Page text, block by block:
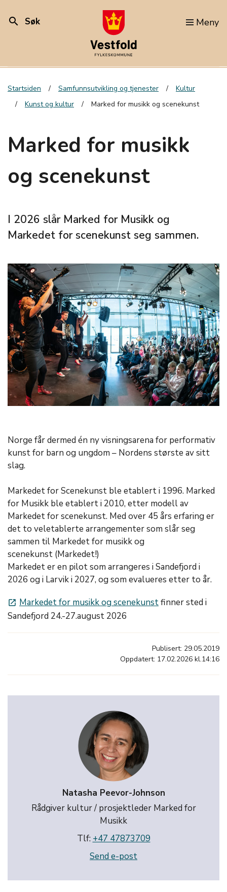
search Søk Meny
Startsiden Samfunnsutvikling og tjenester
Kultur
Kunst og kultur
Marked for musikk og scenekunst
Marked for musikk
og scenekunst
I 2026 slår Marked for Musikk og
Markedet for scenekunst seg sammen.
Norge får dermed én ny visningsarena for performativ
kunst for barn og ungdom – Nordens største av sitt
slag.
Markedet for Scenekunst ble etablert i 1996. Marked
for Musikk ble etablert i 2010, etter modell av
Markedet for scenekunst. Med over 45 års erfaring er
det to veletablerte arrangementer som slår seg
sammen til Markedet for musikk og
scenekunst (Markedet!)
Markedet er en pilot som arrangeres i Sandefjord i
2026 og i Larvik i 2027, og som evalueres etter to år.
launch Markedet for musikk og scenekunstfinner sted i
Sandefjord 24.-27.august 2026
Publisert: 29.05.2019
Oppdatert: 17.02.2026 kl.14:16
Natasha Peevor-Johnson
Rådgiver kultur / prosjektleder Marked for
Musikk
Tlf: +47 47873709
Send e-post